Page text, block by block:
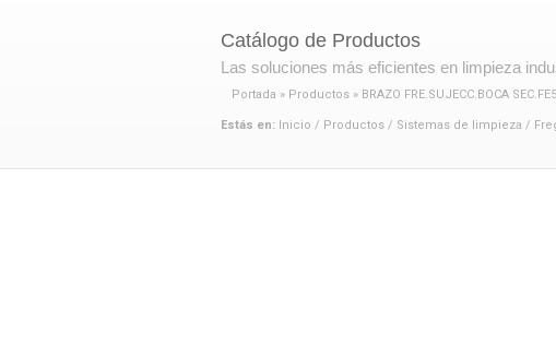
Catálogo de Productos
Las soluciones más eficientes en limpieza
Portada » Productos » BRAZO FRE.SUJECC.BOCA
Estás en: Inicio / Productos / Sistemas de limpieza /